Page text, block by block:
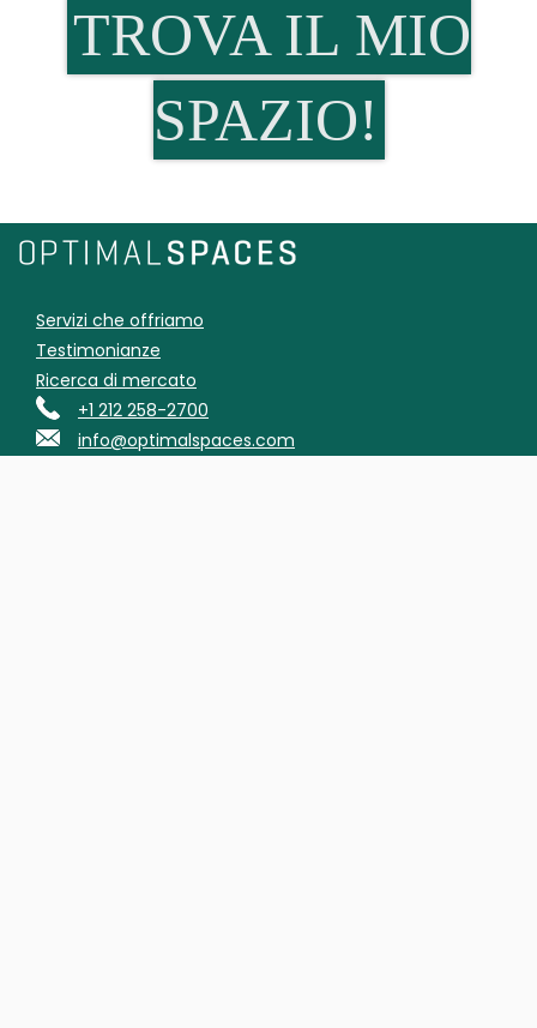
TROVA IL MIO
SPAZIO!
Servizi che offriamo
Testimonianze
Ricerca di mercato
+1 212 258-2700
info@optimalspaces.com